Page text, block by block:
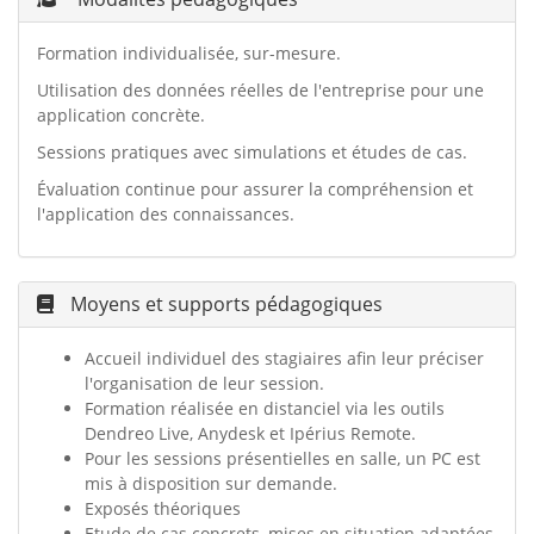
Formation individualisée, sur-mesure.
Utilisation des données réelles de l'entreprise pour une
application concrète.
Sessions pratiques avec simulations et études de cas.
Évaluation continue pour assurer la compréhension et
l'application des connaissances.
Moyens et supports pédagogiques
Accueil individuel des stagiaires afin leur préciser
l'organisation de leur session.
Formation réalisée en distanciel via les outils
Dendreo Live, Anydesk et Ipérius Remote.
Pour les sessions présentielles en salle, un PC est
mis à disposition sur demande.
Exposés théoriques